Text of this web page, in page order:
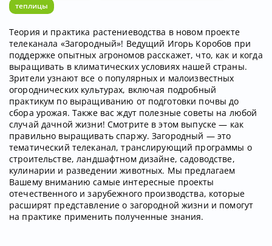
теплицы
Теория и практика растениеводства в новом проекте
телеканала «Загородный»! Ведущий Игорь Коробов при
поддержке опытных агрономов расскажет, что, как и когда
выращивать в климатических условиях нашей страны.
Зрители узнают все о популярных и малоизвестных
огороднических культурах, включая подробный
практикум по выращиванию от подготовки почвы до
сбора урожая. Также вас ждут полезные советы на любой
случай дачной жизни! Смотрите в этом выпуске — как
правильно выращивать спаржу. Загородный — это
тематический телеканал, транслирующий программы о
строительстве, ландшафтном дизайне, садоводстве,
кулинарии и разведении животных. Мы предлагаем
Вашему вниманию самые интересные проекты
отечественного и зарубежного производства, которые
расширят представление о загородной жизни и помогут
на практике применить полученные знания.